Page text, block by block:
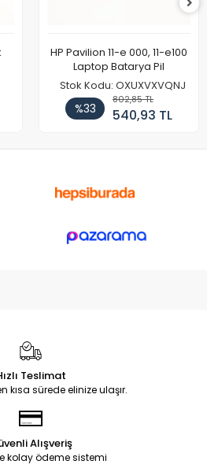
HP Pavilion 11-e 000, 11-e100
Laptop Batarya Pil
Stok Kodu: OXUXVXVQNJ
%33
802,85 TL
540,93 TL
Teslimat
kısa sürede elinize ulaşır.
Alışveriş
kolay ödeme sistemi